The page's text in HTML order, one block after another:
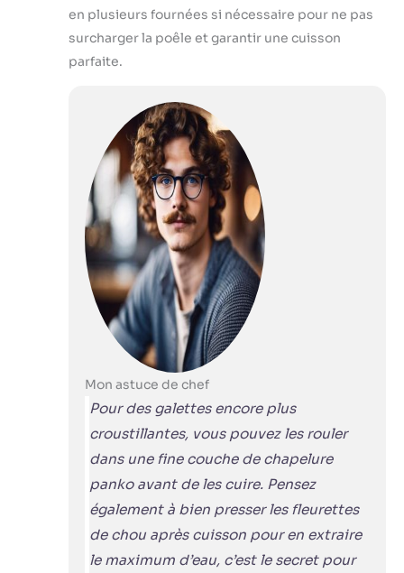
en plusieurs fournées si nécessaire pour ne pas
surcharger la poêle et garantir une cuisson
parfaite.
Mon astuce de chef
Pour des galettes encore plus
croustillantes, vous pouvez les rouler
dans une fine couche de chapelure
panko avant de les cuire. Pensez
également à bien presser les fleurettes
de chou après cuisson pour en extraire
le maximum d’eau, c’est le secret pour